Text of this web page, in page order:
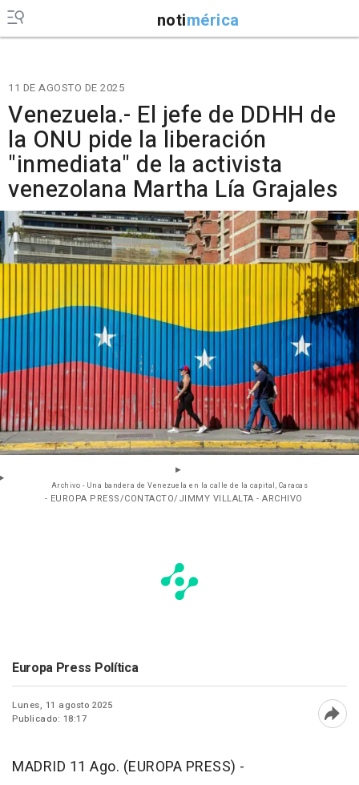
notimérica
11 DE AGOSTO DE 2025
Venezuela.- El jefe de DDHH de
la ONU pide la liberación
"inmediata" de la activista
venezolana Martha Lía Grajales
Archivo - Una bandera de Venezuela en la calle de la capital, Caracas
- EUROPA PRESS/CONTACTO/JIMMY VILLALTA - ARCHIVO
Europa Press Política
Lunes, 11 agosto 2025
Publicado: 18:17
MADRID 11 Ago. (EUROPA PRESS) -